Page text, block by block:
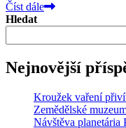
Číst dále
Hledat
Nejnovější
Kroužek vaření
Zemědělské
Návštěva planetária